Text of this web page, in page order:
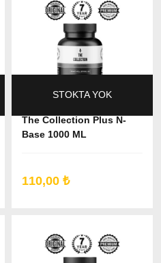
STOKTA YOK
The Collection Plus N-
Base 1000 ML
110,00 ₺